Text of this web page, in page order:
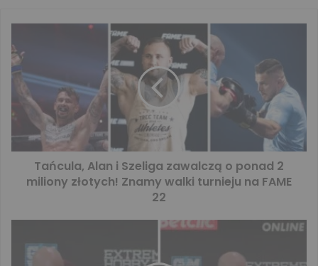
Tańcula, Alan i Szeliga zawalczą o ponad 2
miliony złotych! Znamy walki turnieju na FAME
22